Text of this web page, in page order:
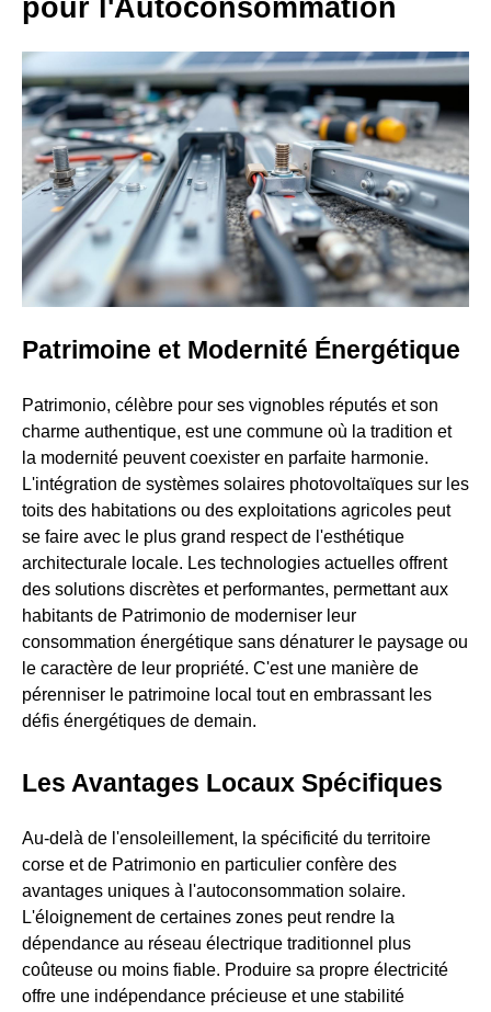
pour l'Autoconsommation
Patrimoine et Modernité Énergétique
Patrimonio, célèbre pour ses vignobles réputés et son
charme authentique, est une commune où la tradition et
la modernité peuvent coexister en parfaite harmonie.
L'intégration de systèmes solaires photovoltaïques sur les
toits des habitations ou des exploitations agricoles peut
se faire avec le plus grand respect de l'esthétique
architecturale locale. Les technologies actuelles offrent
des solutions discrètes et performantes, permettant aux
habitants de Patrimonio de moderniser leur
consommation énergétique sans dénaturer le paysage ou
le caractère de leur propriété. C'est une manière de
pérenniser le patrimoine local tout en embrassant les
défis énergétiques de demain.
Les Avantages Locaux Spécifiques
Au-delà de l'ensoleillement, la spécificité du territoire
corse et de Patrimonio en particulier confère des
avantages uniques à l'autoconsommation solaire.
L'éloignement de certaines zones peut rendre la
dépendance au réseau électrique traditionnel plus
coûteuse ou moins fiable. Produire sa propre électricité
offre une indépendance précieuse et une stabilité